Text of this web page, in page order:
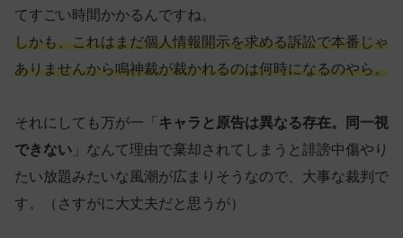
てすごい時間かかるんですね。
しかも、これはまだ個人情報開示を求める訴訟で本番じゃ
ありませんから鳴神裁が裁かれるのは何時になるのやら。
それにしても万が一「 キャラと原告は異なる存在。同一視
できない 」なんて理由で棄却されてしまうと誹謗中傷やり
たい放題みたいな風潮が広まりそうなので、大事な裁判で
す。（さすがに大丈夫だと思うが）